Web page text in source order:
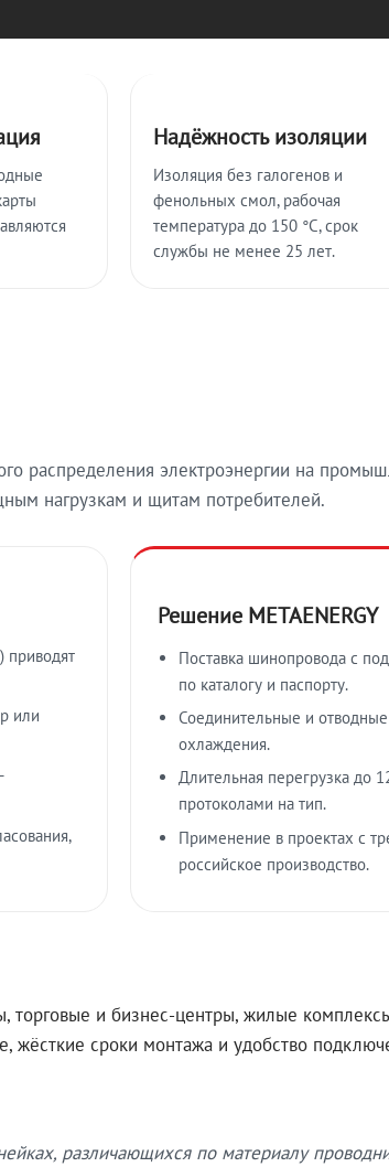
Надёжность изоляции
Изоляция без галогенов и
фенольных смол, рабочая
температура до 150 °C, срок
службы не менее 25 лет.
распределения электроэнергии на
нагрузкам и щитам потребителей.
приводят
или
Решение METAENERGY
Поставка шинопровода с
по каталогу и паспорту.
Соединительные и
охлаждения.
Длительная перегрузка до
протоколами на тип.
Применение в проектах с
российское производство.
и бизнес-центры, жилые
жёсткие сроки монтажа и удобство
различающихся по материалу